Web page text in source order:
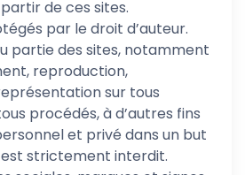
de ces sites.
par le droit d’auteur.
partie des sites, notamment
reproduction,
sur tous
procédés, à d’autres fins
et privé dans un but
strictement interdit.